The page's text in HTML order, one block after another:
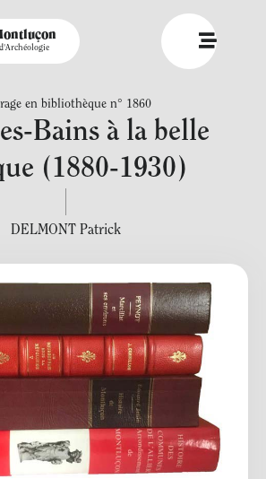
en bibliothèque n° 1860
Bains à la belle
(1880-1930)
DELMONT Patrick